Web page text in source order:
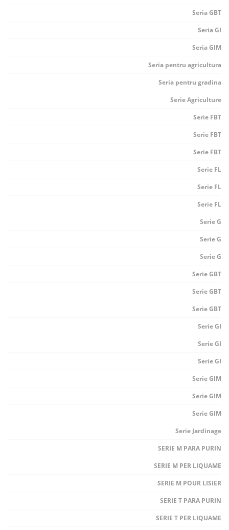
Seria GBT
Seria GI
Seria GIM
Seria pentru agricultura
Seria pentru gradina
Serie Agriculture
Serie FBT
Serie FBT
Serie FBT
Serie FL
Serie FL
Serie FL
Serie G
Serie G
Serie G
Serie GBT
Serie GBT
Serie GBT
Serie GI
Serie GI
Serie GI
Serie GIM
Serie GIM
Serie GIM
Serie Jardinage
SERIE M PARA PURIN
SERIE M PER LIQUAME
SERIE M POUR LISIER
SERIE T PARA PURIN
SERIE T PER LIQUAME